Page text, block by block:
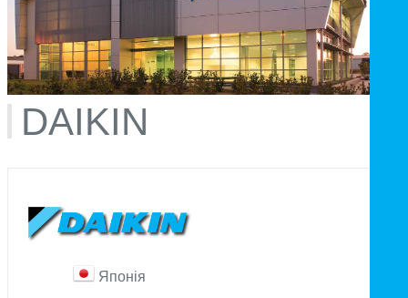
DAIKIN
Японія